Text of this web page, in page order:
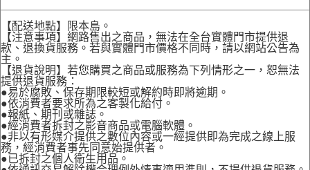
【配送地點】限本島。
【注意事項】網路售出之商品，無法在全台實體門市提供退
款、退換貨服務。若與實體門市價格不同時，請以網站公告為
主。
【退貨說明】若您購買之商品或服務為下列情形之一，恕無法
提供退貨服務：
●易於腐敗、保存期限較短或解約時即將逾期。
●依消費者要求所為之客製化給付。
●報紙、期刊或雜誌。
●經消費者拆封之影音商品或電腦軟體。
●非以有形媒介提供之數位內容或一經提供即為完成之線上服
務，經消費者事先同意始提供者。
●已拆封之個人衛生用品。